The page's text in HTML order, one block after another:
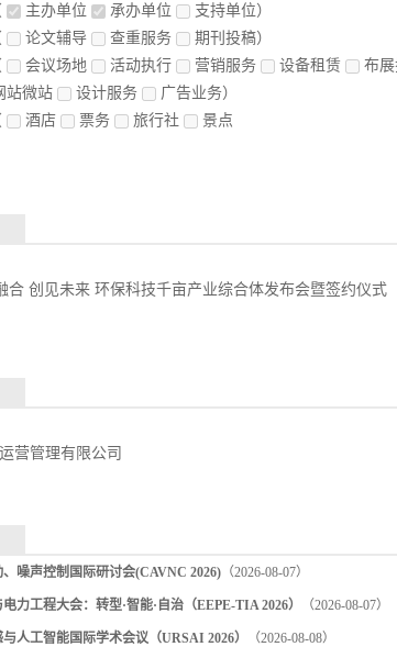
主办单位 承办单位
支持单位）
论文辅导 查重服务
期刊投稿）
会议场地 活动执行 营销服务 设备租赁 布
站微站 设计服务
广告业务）
酒店 票务 旅行社
景点
合 创见未来 环保科技千亩产业综合体发布会暨签约仪式
营管理有限公司
噪声控制国际研讨会(CAVNC 2026) （2026-08-07）
力工程大会：转型·智能·自治（EEPE-TIA 2026） （2026-08-07）
人工智能国际学术会议（URSAI 2026） （2026-08-08）